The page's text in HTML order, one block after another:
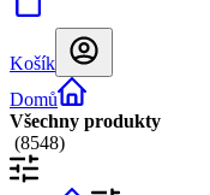
Košík
Domů
Všechny produkty
(8548)